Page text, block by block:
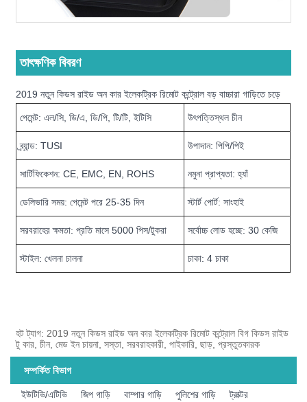
তাৎক্ষণিক বিবরণ
2019 নতুন কিডস রাইড অন কার ইলেকট্রিক রিমোট কন্ট্রোল বড় বাচ্চারা গাড়িতে চড়ে
পেমেন্ট: এল/সি, ডি/এ, ডি/পি, টি/টি, ইটিসি উৎপত্তিস্থল চীন
ব্র্যান্ড: TUSI উপাদান: পিপি/পিই
সার্টিফিকেশন: CE, EMC, EN, ROHS নমুনা প্রাপ্যতা: হ্যাঁ
ডেলিভারি সময়: পেমেন্ট পরে 25-35 দিন স্টার্ট পোর্ট: সাংহাই
সরবরাহের ক্ষমতা: প্রতি মাসে 5000 পিস/টুকরা সর্বোচ্চ লোড হচ্ছে: 30 কেজি
স্টাইল: খেলনা চালনা চাকা: 4 চাকা
হট ট্যাগ: 2019 নতুন কিডস রাইড অন কার ইলেকট্রিক রিমোট কন্ট্রোল বিগ কিডস রাইড
টু কার, চীন, মেড ইন চায়না, সস্তা, সরবরাহকারী, পাইকারি, ছাড়, প্রস্তুতকারক
সম্পর্কিত বিভাগ
ইউটিভি/এটিভি জিপ গাড়ি বাম্পার গাড়ি পুলিশের গাড়ি
ট্রাক্টর